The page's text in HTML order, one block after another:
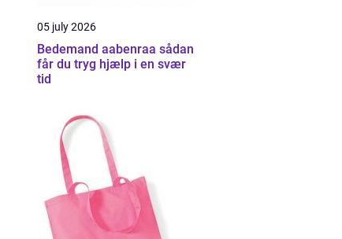
05 july 2026
Bedemand aabenraa sådan
får du tryg hjælp i en svær
tid